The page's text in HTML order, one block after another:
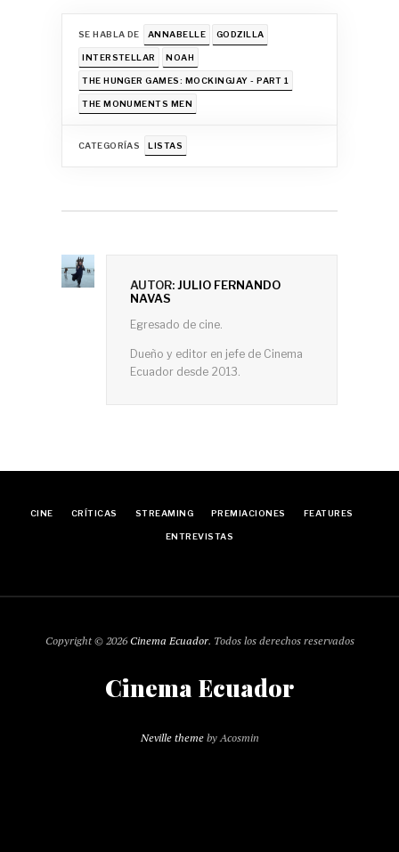
SE HABLA DE ANNABELLE GODZILLA
INTERSTELLAR NOAH
THE HUNGER GAMES: MOCKINGJAY - PART 1
THE MONUMENTS MEN
CATEGORÍAS LISTAS
AUTOR:JULIO FERNANDO
NAVAS
Egresado de cine.
Dueño y editor en jefe de Cinema
Ecuador desde 2013.
CINE CRÍTICAS STREAMING PREMIACIONES FEATURES
ENTREVISTAS
Copyright © 2026Cinema Ecuador. Todos los derechos reservados
Cinema Ecuador
Neville themeby Acosmin